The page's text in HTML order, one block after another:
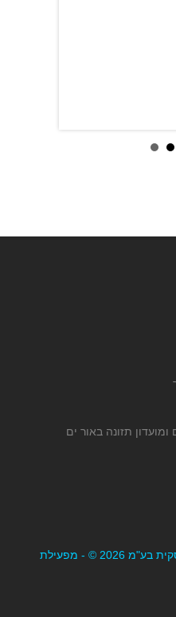
ומועדון תזונה באור ים
כל הזכויות שמורות לאבולוציה עסקית בע"מ 2026 © - מפעילת